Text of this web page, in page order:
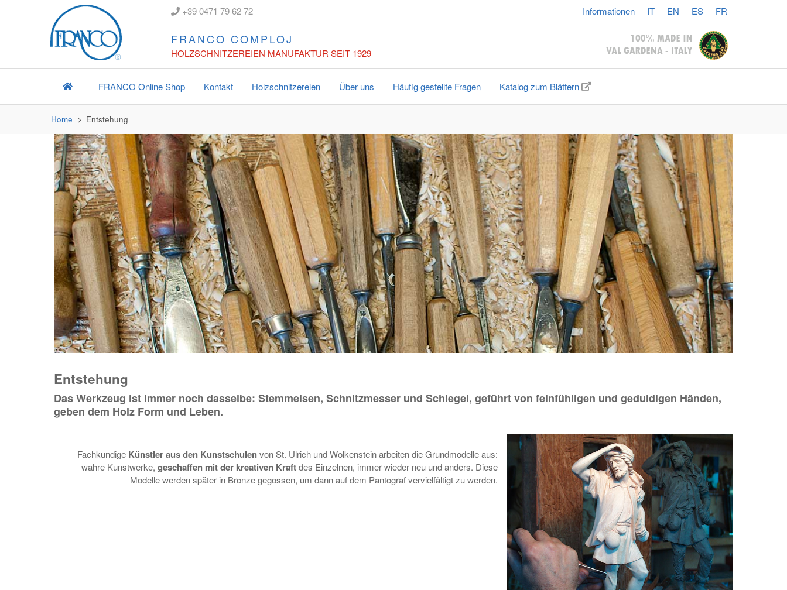
+39 0471 79 62 72 Informationen IT EN ES FR
FRANCO COMPLOJ
HOLZSCHNITZEREIEN MANUFAKTUR SEIT 1929
FRANCO Online Shop Kontakt Holzschnitzereien Über uns Häufig gestellte Fragen Katalog zum Blättern
Home Entstehung
Entstehung
Das Werkzeug ist immer noch dasselbe: Stemmeisen, Schnitzmesser und Schlegel, geführt von feinfühligen und geduldigen Händen,
geben dem Holz Form und Leben.
Fachkundige Künstler aus den Kunstschulenvon St. Ulrich und Wolkenstein arbeiten die Grundmodelle aus:
wahre Kunstwerke, geschaffen mit der kreativen Kraftdes Einzelnen, immer wieder neu und anders. Diese
Modelle werden später in Bronze gegossen, um dann auf dem Pantograf vervielfältigt zu werden.